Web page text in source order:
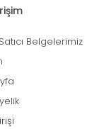
Belgelerimiz